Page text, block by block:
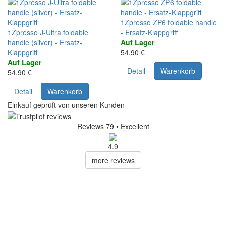
1Zpresso J-Ultra foldable
handle (silver) - Ersatz-
Klappgriff
Auf Lager
54,90 €
Detail
Warenkorb
1Zpresso ZP6 foldable handle
- Ersatz-Klappgriff
Auf Lager
54,90 €
Detail
Warenkorb
Einkauf geprüft von unseren Kunden
Reviews 79 • Excellent
4.9
more reviews